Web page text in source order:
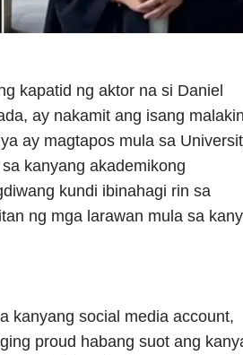
kapatid ng aktor na si Daniel
ay nakamit ang isang
ay magtapos mula sa
kanyang akademikong
kundi ibinahagi rin sa
ng mga larawan mula sa
kanyang social media account,
proud habang suot ang